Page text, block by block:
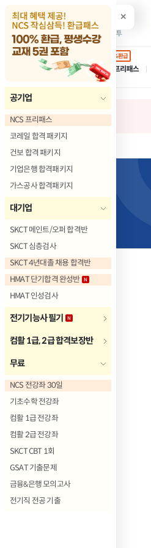
✕
공기업
NCS 프리패스
코레일 합격 패키지
건보 합격 패키지
기업은행 합격패키지
가스공사 합격패키지
대기업
SKCT 메인트/오퍼 합격반
SKCT 심층검사
SKCT 4년대졸 채용 합격반
HMAT 단기합격 완성반
HMAT 인성검사
전기기능사 필기
컴활 1급, 2급 합격보장반
무료
NCS 전강좌 30일
기초수학 전강좌
컴활 1급 전강좌
컴활 2급 전강좌
SKCT CBT 1회
GSAT 기출문제
금융&은행 모의고사
전기직 전공 기출
100%환급
무료강의